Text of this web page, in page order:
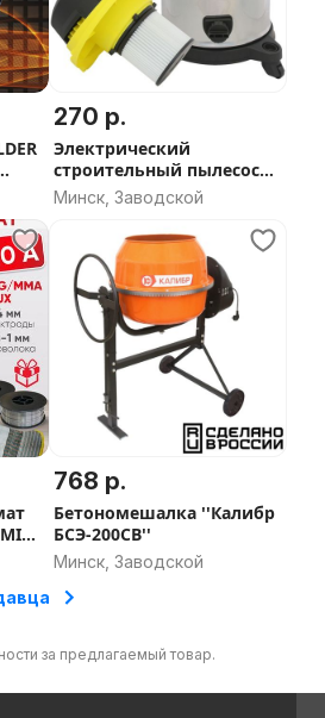
270 р.
Электрический
строительный пылесос
''Калибр СПП-1600/30''
Минск, Заводской
768 р.
Бетономешалка ''Калибр
БСЭ-200СВ''
Минск, Заводской
за предлагаемый товар.